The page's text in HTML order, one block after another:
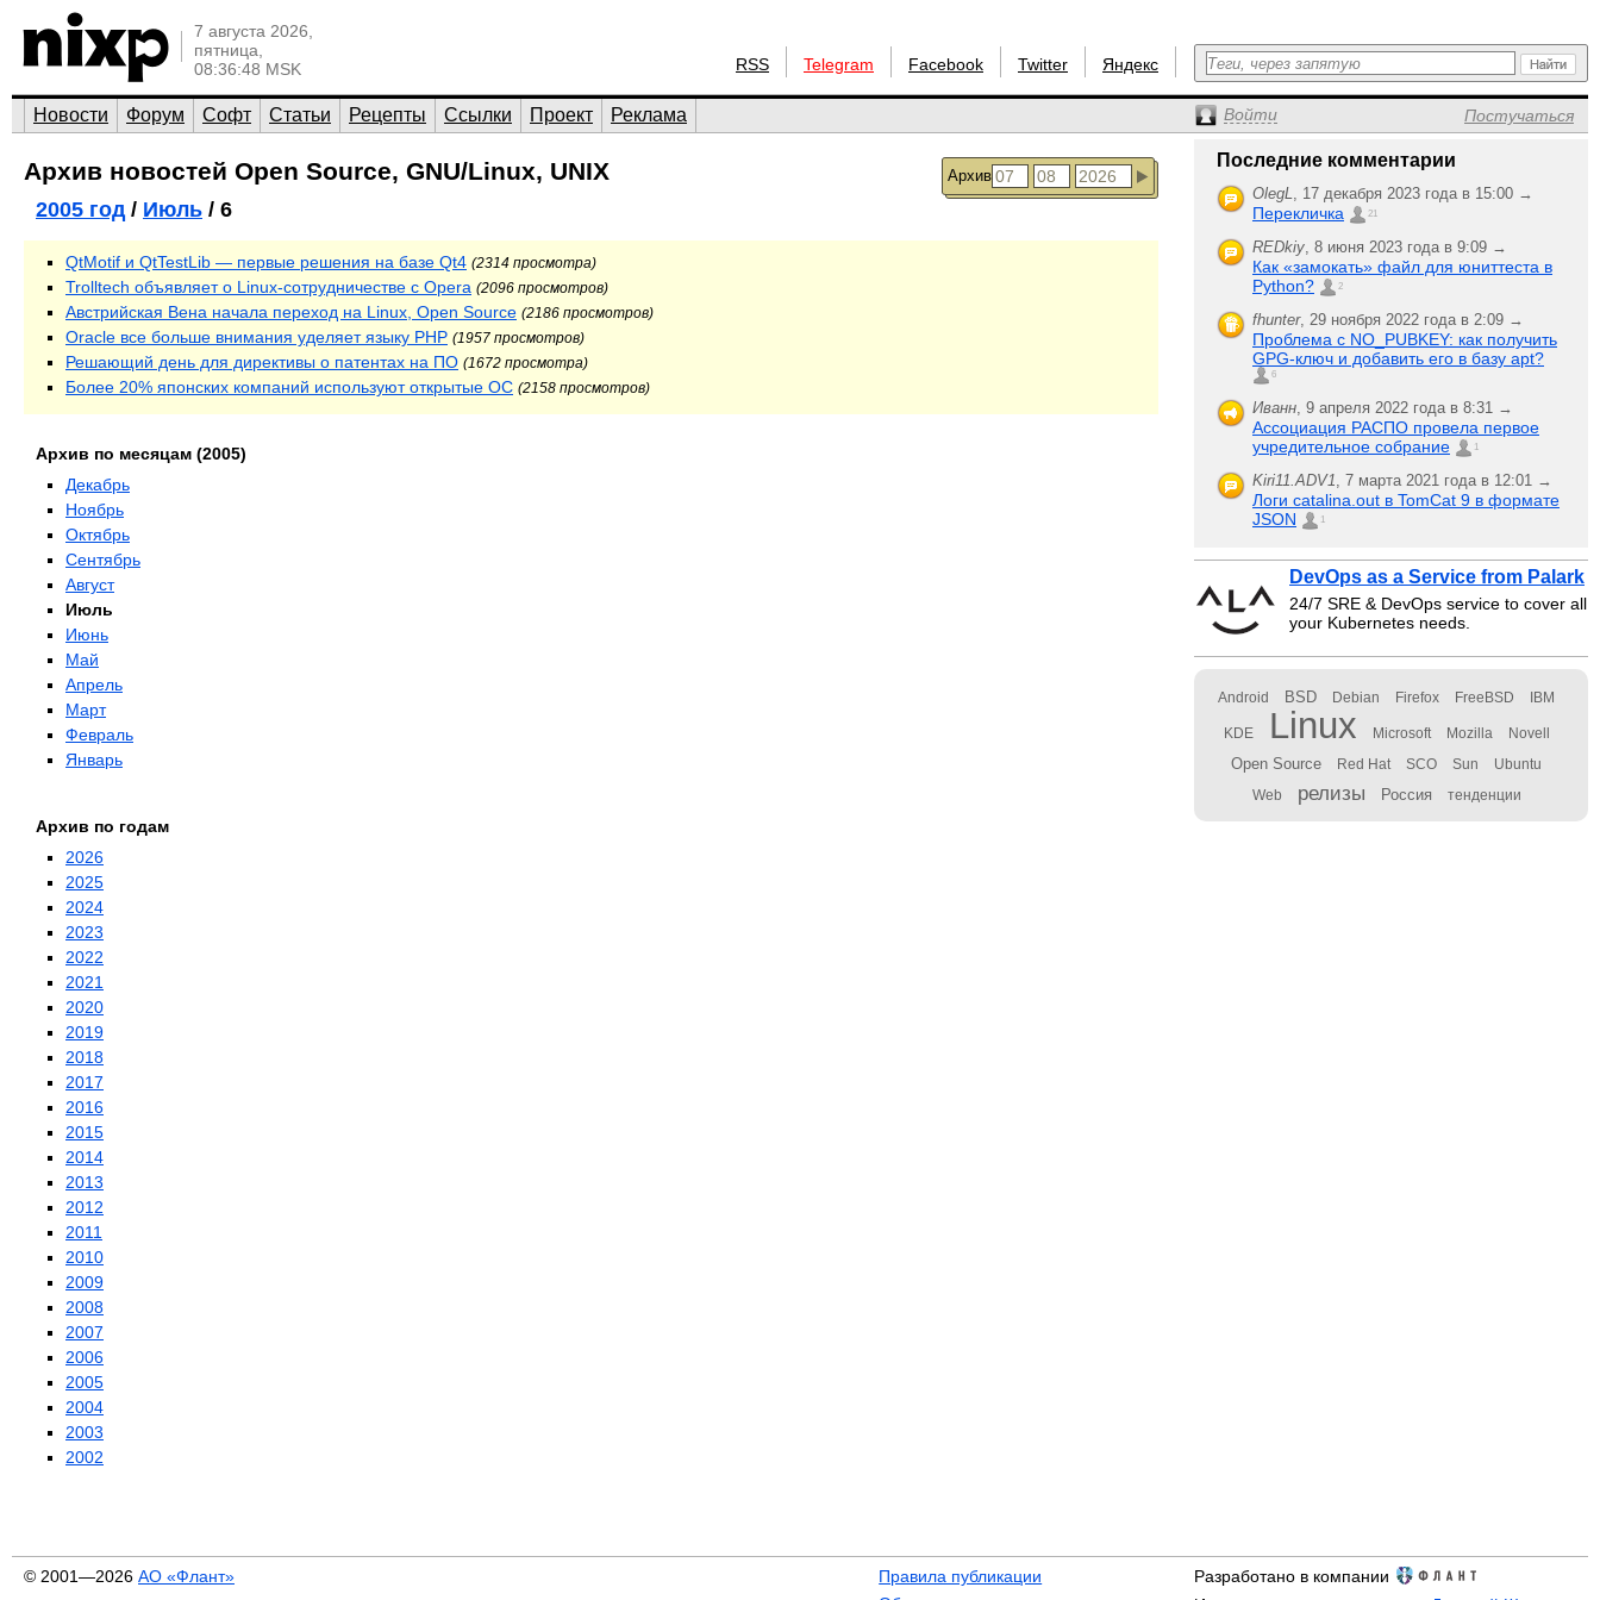
7 августа 2026,
пятница,
08:36:48 MSK
RSS Telegram Facebook Twitter Яндекс
Новости Форум Софт Статьи Рецепты Ссылки Проект Реклама Войти Постучаться
Архив
Архив новостей Open Source, GNU/Linux, UNIX
2005 год/ Июль / 6
QtMotif и QtTestLib — первые решения на базе Qt4 (2314 просмотра)
Trolltech объявляет о Linux-сотрудничестве с Opera (2096 просмотров)
Австрийская Вена начала переход на Linux, Open Source (2186 просмотров)
Oracle все больше внимания уделяет языку PHP (1957 просмотров)
Решающий день для директивы о патентах на ПО (1672 просмотра)
Более 20% японских компаний используют открытые ОС (2158 просмотров)
Архив по месяцам (2005)
Декабрь
Ноябрь
Октябрь
Сентябрь
Август
Июль
Июнь
Май
Апрель
Март
Февраль
Январь
Архив по годам
2026
2025
2024
2023
2022
2021
2020
2019
2018
2017
2016
2015
2014
2013
2012
2011
2010
2009
2008
2007
2006
2005
2004
2003
2002
Последние комментарии
OlegL, 17 декабря 2023 года в 15:00 →
Перекличка 21
REDkiy, 8 июня 2023 года в 9:09 →
Как «замокать» файл для юниттеста в
Python?
2
fhunter, 29 ноября 2022 года в 2:09 →
Проблема с NO_PUBKEY: как получить
GPG-ключ и добавить его в базу apt?
6
Иванн, 9 апреля 2022 года в 8:31 →
Ассоциация РАСПО провела первое
учредительное собрание
1
Kiri11.ADV1, 7 марта 2021 года в 12:01 →
Логи catalina.out в TomCat 9 в формате
JSON
1
DevOps as a Service from Palark
24/7 SRE & DevOps service to cover all
your Kubernetes needs.
Android BSD Debian Firefox FreeBSD IBM
KDE Linux Microsoft Mozilla Novell
Open Source Red Hat SCO Sun Ubuntu
Web релизы Россия тенденции
© 2001—2026 АО «Флант»
Правила публикации
Разработано в компании